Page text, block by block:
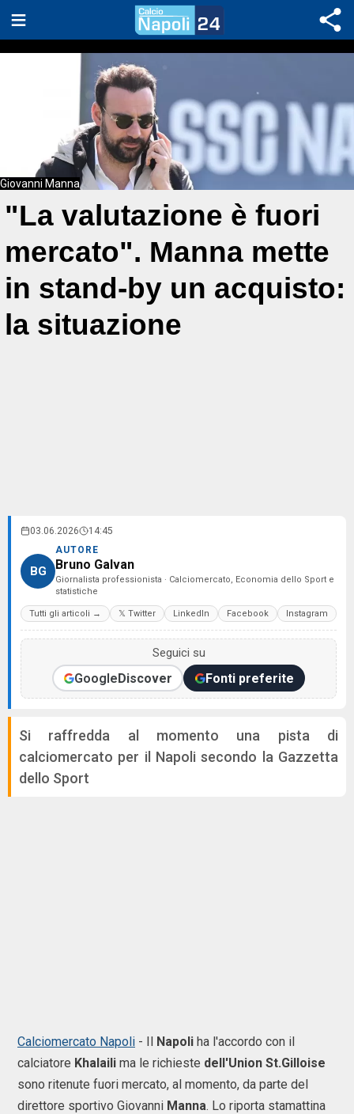
Giovanni Manna
"La valutazione è fuori
mercato". Manna mette
in stand-by un acquisto:
la situazione
03.06.2026 14:45
BG
AUTORE
Bruno Galvan
Giornalista professionista · Calciomercato, Economia dello Sport e
statistiche
Tutti gli articoli → 𝕏 Twitter LinkedIn Facebook Instagram
Seguici su
GoogleDiscover Fonti preferite
Si raffredda al momento una pista di
calciomercato per il Napoli secondo la Gazzetta
dello Sport
Calciomercato Napoli - Il Napoli ha l'accordo con il
calciatore Khalaili ma le richieste dell'Union St.Gilloise
sono ritenute fuori mercato, al momento, da parte del
direttore sportivo Giovanni Manna. Lo riporta stamattina